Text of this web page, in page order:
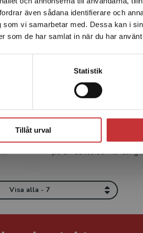
även sådana identifierare och
vi samarbetar med. Dessa kan i
som de har samlat in när du har
Statistik
Tillåt urval
besöker studentlitteratur.se via en
Vi erbjuder inte leveranser utanför
slutföra ett köp måste
i Sverige.Läs mer
Silwa Claesson
grundskolan i sexton år,
universitet i tio år och
på en doktorsavhandling...
Visa alla - 7